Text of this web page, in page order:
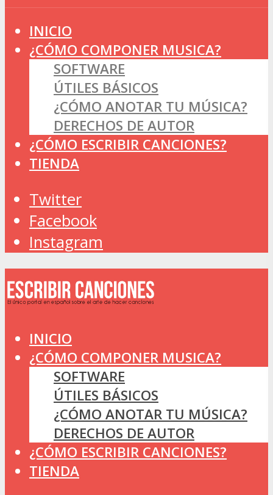
INICIO
¿CÓMO COMPONER MUSICA?
SOFTWARE
ÚTILES BÁSICOS
¿CÓMO ANOTAR TU MÚSICA?
DERECHOS DE AUTOR
¿CÓMO ESCRIBIR CANCIONES?
TIENDA
Twitter
Facebook
Instagram
INICIO
¿CÓMO COMPONER MUSICA?
SOFTWARE
ÚTILES BÁSICOS
¿CÓMO ANOTAR TU MÚSICA?
DERECHOS DE AUTOR
¿CÓMO ESCRIBIR CANCIONES?
TIENDA